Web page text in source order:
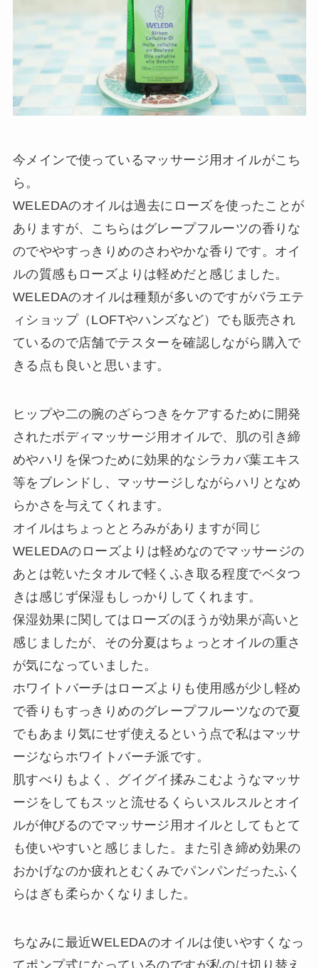
今メインで使っているマッサージ用オイルがこち
ら。
WELEDAのオイルは過去にローズを使ったことが
ありますが、こちらはグレープフルーツの香りな
のでややすっきりめのさわやかな香りです。オイ
ルの質感もローズよりは軽めだと感じました。
WELEDAのオイルは種類が多いのですがバラエテ
ィショップ（LOFTやハンズなど）でも販売され
ているので店舗でテスターを確認しながら購入で
きる点も良いと思います。
ヒップや二の腕のざらつきをケアするために開発
されたボディマッサージ用オイルで、肌の引き締
めやハリを保つために効果的なシラカバ葉エキス
等をブレンドし、マッサージしながらハリとなめ
らかさを与えてくれます。
オイルはちょっととろみがありますが同じ
WELEDAのローズよりは軽めなのでマッサージの
あとは乾いたタオルで軽くふき取る程度でベタつ
きは感じず保湿もしっかりしてくれます。
保湿効果に関してはローズのほうが効果が高いと
感じましたが、その分夏はちょっとオイルの重さ
が気になっていました。
ホワイトバーチはローズよりも使用感が少し軽め
で香りもすっきりめのグレープフルーツなので夏
でもあまり気にせず使えるという点で私はマッサ
ージならホワイトバーチ派です。
肌すべりもよく、グイグイ揉みこむようなマッサ
ージをしてもスッと流せるくらいスルスルとオイ
ルが伸びるのでマッサージ用オイルとしてもとて
も使いやすいと感じました。また引き締め効果の
おかげなのか疲れとむくみでパンパンだったふく
らはぎも柔らかくなりました。
ちなみに最近WELEDAのオイルは使いやすくなっ
てポンプ式になっているのですが私のは切り替え